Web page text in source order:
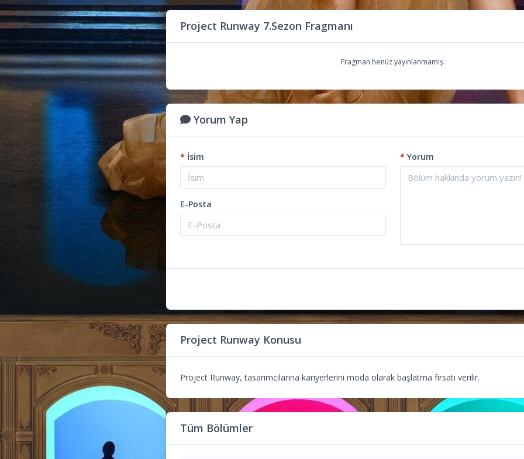
Project Runway 7.Sezon Fragmanı
Fragman henüz yayınlanmamış.
Yorum Yap
* İsim
E-Posta
* Yorum
Project Runway Konusu
Project Runway, tasarımcılarına kariyerlerini moda olarak başlatma fırsatı verilir.
Tüm Bölümler